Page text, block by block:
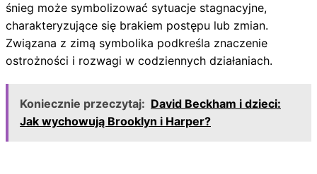
śnieg może symbolizować sytuacje stagnacyjne,
charakteryzujące się brakiem postępu lub zmian.
Związana z zimą symbolika podkreśla znaczenie
ostrożności i rozwagi w codziennych działaniach.
Koniecznie przeczytaj: David Beckham i dzieci:
Jak wychowują Brooklyn i Harper?